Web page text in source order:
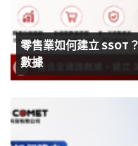
零售業如何建立 SSOT
數據